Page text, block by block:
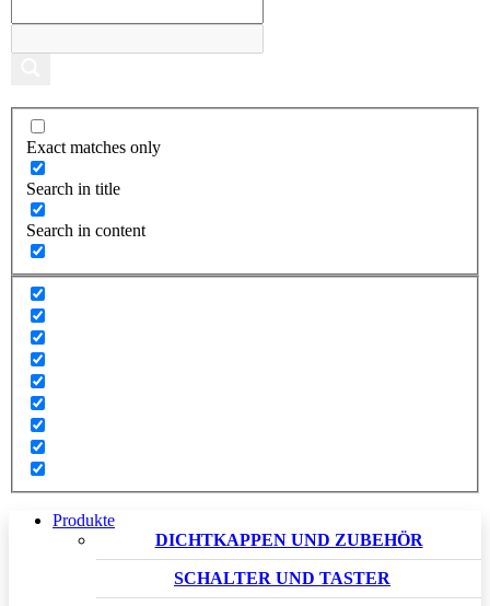
Exact matches only
Search in title
Search in content
Produkte
DICHTKAPPEN UND ZUBEHÖR
SCHALTER UND TASTER